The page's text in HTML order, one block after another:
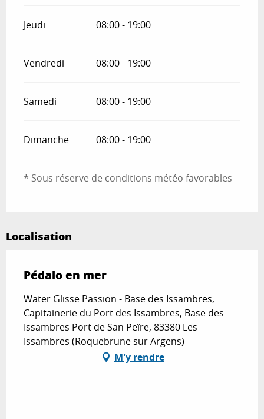
Jeudi 08:00 - 19:00
Vendredi 08:00 - 19:00
Samedi 08:00 - 19:00
Dimanche 08:00 - 19:00
* Sous réserve de conditions météo favorables
Localisation
Pédalo en mer
Water Glisse Passion - Base des Issambres,
Capitainerie du Port des Issambres, Base des
Issambres Port de San Peïre, 83380 Les
Issambres (Roquebrune sur Argens)
M'y rendre